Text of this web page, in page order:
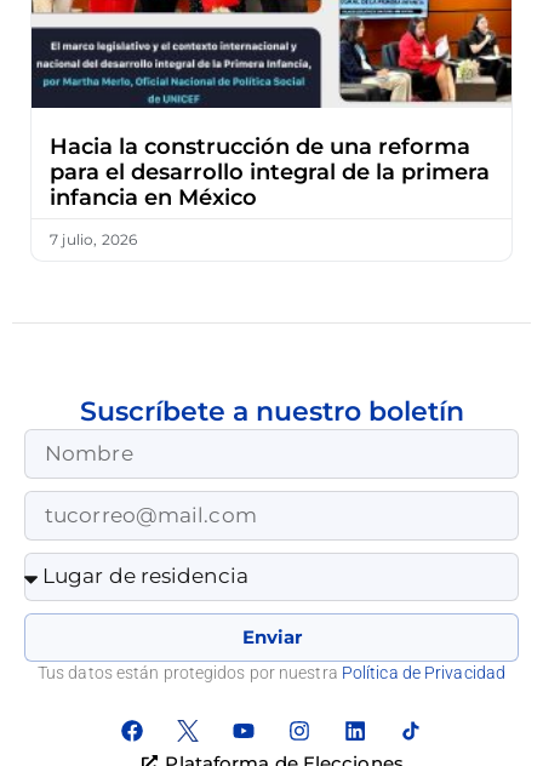
Hacia la construcción de una reforma
para el desarrollo integral de la primera
infancia en México
7 julio, 2026
Enviar
Suscríbete a nuestro boletín
Tus datos están protegidos por nuestra Política de Privacidad